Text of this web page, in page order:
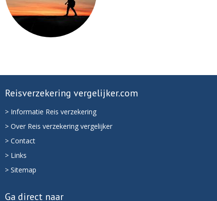
Reisverzekering vergelijker.com
> Informatie Reis verzekering
> Over Reis verzekering vergelijker
> Contact
> Links
> Sitemap
Ga direct naar